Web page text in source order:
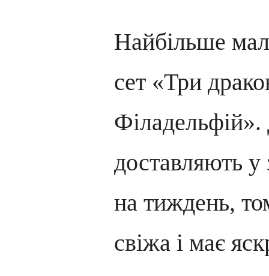
Найбільше
сет «Три
доставляють у
на тиждень,
свіжа і має